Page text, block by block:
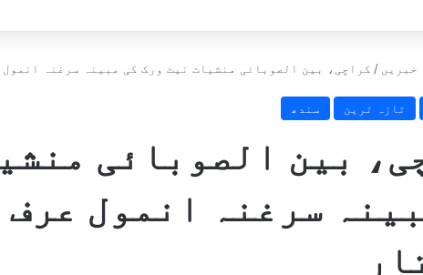
خبریں / کراچی، بین الصوبائی منشیات نیٹ ورک کی مبینہ سرغنہ انمول
تازہ ترین سندھ
بین الصوبائی
سرغنہ انمول